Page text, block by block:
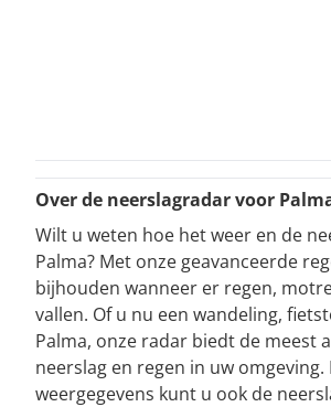
Over de neerslagradar voor
Wilt u weten hoe het weer en de
Palma? Met onze geavanceerde
bijhouden wanneer er regen,
vallen. Of u nu een wandeling,
Palma, onze radar biedt de meest
neerslag en regen in uw
weergegevens kunt u ook de